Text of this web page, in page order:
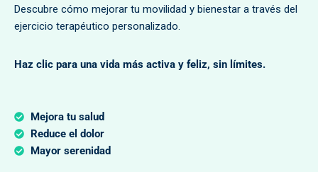
Descubre cómo mejorar tu movilidad y bienestar a través del
ejercicio terapéutico personalizado.
Haz clic para una vida más activa y feliz, sin límites.
Mejora tu salud
Reduce el dolor
Mayor serenidad